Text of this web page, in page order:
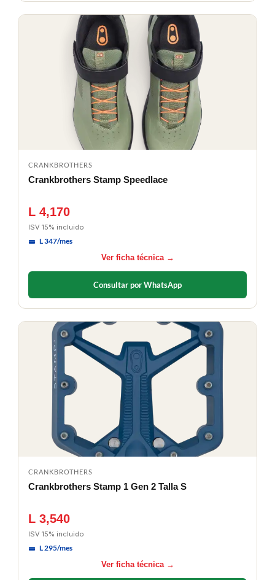
CRANKBROTHERS
Crankbrothers Stamp Speedlace
L 4,170
ISV 15% incluido
L 347/mes
Ver ficha técnica →
Consultar por WhatsApp
CRANKBROTHERS
Crankbrothers Stamp 1 Gen 2 Talla S
L 3,540
ISV 15% incluido
L 295/mes
Ver ficha técnica →